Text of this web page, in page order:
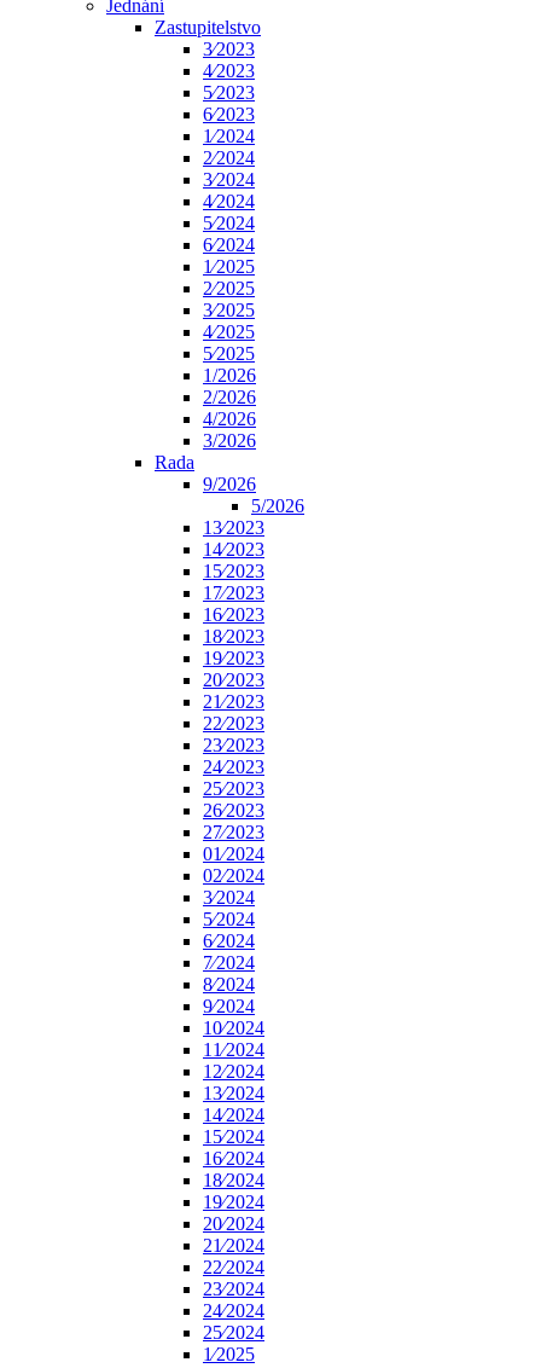
Jednání
Zastupitelstvo
3⁄2023
4⁄2023
5⁄2023
6⁄2023
1⁄2024
2⁄2024
3⁄2024
4⁄2024
5⁄2024
6⁄2024
1⁄2025
2⁄2025
3⁄2025
4⁄2025
5⁄2025
1/2026
2/2026
4/2026
3/2026
Rada
9/2026
5/2026
13⁄2023
14⁄2023
15⁄2023
17⁄2023
16⁄2023
18⁄2023
19⁄2023
20⁄2023
21⁄2023
22⁄2023
23⁄2023
24⁄2023
25⁄2023
26⁄2023
27⁄2023
01⁄2024
02⁄2024
3⁄2024
5⁄2024
6⁄2024
7⁄2024
8⁄2024
9⁄2024
10⁄2024
11⁄2024
12⁄2024
13⁄2024
14⁄2024
15⁄2024
16⁄2024
18⁄2024
19⁄2024
20⁄2024
21⁄2024
22⁄2024
23⁄2024
24⁄2024
25⁄2024
1⁄2025